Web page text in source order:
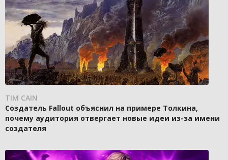
TIM CAIN
Создатель Fallout объяснил на примере Толкина,
почему аудитория отвергает новые идеи из-за имени
создателя